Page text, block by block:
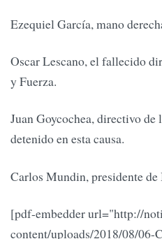
Ezequiel García, mano
Oscar Lescano, el fallecido
y Fuerza.
Juan Goycochea, directivo de
detenido en esta causa.
Carlos Mundin, presidente
[pdf-embedder url="http://
content/uploads/2018/08/